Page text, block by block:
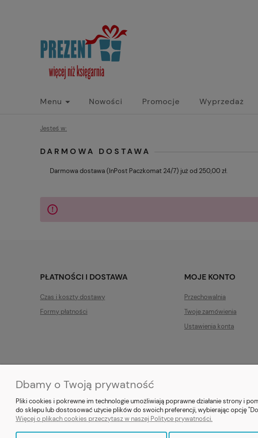
Menu Nowości Promocje Wyprzedaż
Jesteś w:
DARMOWA DOSTAWA
Darmowa dostawa (InPost Paczkomat 24/7) już od 250,00 zł.
PŁATNOŚCI I DOSTAWA
Czas i koszty dostawy
Formy płatności
MOJE KONTO
Przechowalnia
Twoje zamówienia
Ustawienia konta
E-prezent.org
Dbamy o Twoją prywatność
Pliki cookies i pokrewne im technologie umożliwiają poprawne działanie strony i
do sklepu lub dostosować użycie plików do swoich preferencji, wybierając opcję
Więcej o plikach cookies przeczytasz w naszej Polityce prywatności.